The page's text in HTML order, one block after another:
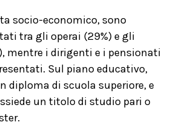
socio-economico, sono
tra gli operai (29%) e gli
mentre i dirigenti e i pensionati
Sul piano educativo,
diploma di scuola superiore, e
un titolo di studio pari o